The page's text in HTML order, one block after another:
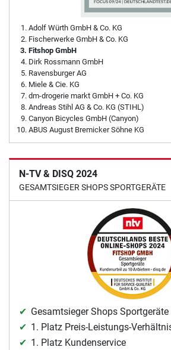
Adolf Würth GmbH & Co. KG
Fischerwerke GmbH & Co. KG
Fitshop GmbH
Dirk Rossmann GmbH
Ravensburger AG
Miele & Cie. KG
dm-drogerie markt GmbH + Co. KG
Andreas Stihl AG & Co. KG (STIHL)
Canyon Bicycles GmbH (Canyon)
ABUS August Bremicker Söhne KG
N-TV & DISQ 2024
GESAMTSIEGER SHOPS SPORTGERÄTE
Gesamtsieger Shops Sportgeräte
1. Platz Preis-Leistungs-
1. Platz Kundenservice